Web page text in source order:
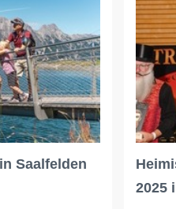
Saalfelden
2025